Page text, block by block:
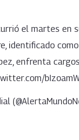
el martes en
identificado
enfrenta